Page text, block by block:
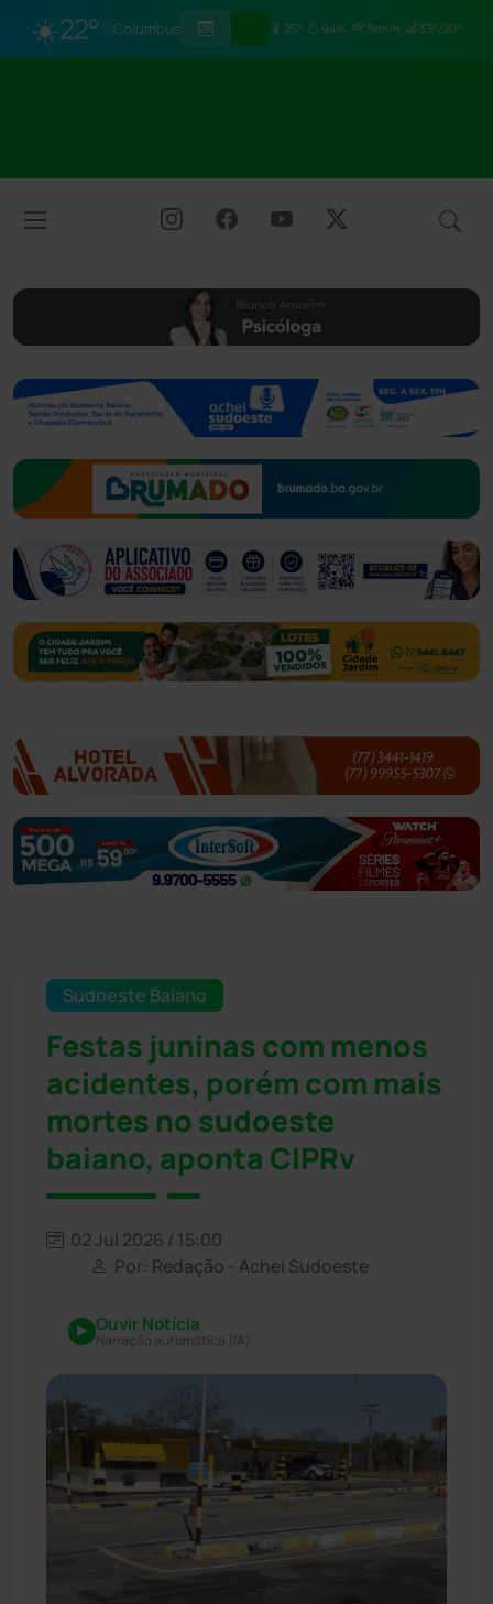
☀️22° Columbus 25° 94% 5km/h 33°/20°
Sudoeste Baiano
Festas juninas com menos
acidentes, porém com mais
mortes no sudoeste
baiano, aponta CIPRv
02 Jul 2026 / 15:00
Por: Redação - Achei Sudoeste
Ouvir Notícia
Narração automática (IA)